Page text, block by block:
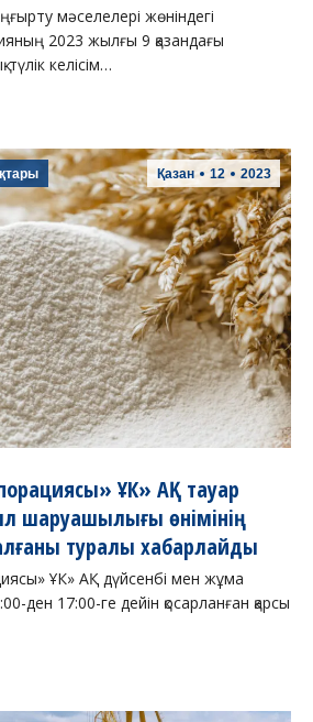
мәселелері жөніндегі
2023 жылғы 9 қазандағы
келісім…
Қазан 12 2023
ҰК» АҚ тауар
шаруашылығы өнімінің
туралы хабарлайды
ҰК» АҚ дүйсенбі мен жұма
ден 17:00-ге дейін қосарланған қарсы